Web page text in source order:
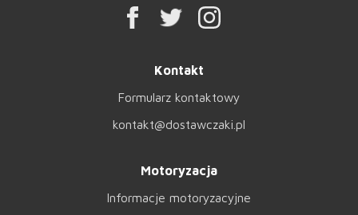
Kontakt
Formularz kontaktowy
kontakt@dostawczaki.pl
Motoryzacja
Informacje motoryzacyjne